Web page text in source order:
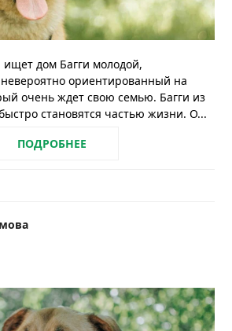
дом Багги молодой,
ориентированный на
очень ждет свою семью. Багги из
становятся частью жизни. О...
ПОДРОБНЕЕ